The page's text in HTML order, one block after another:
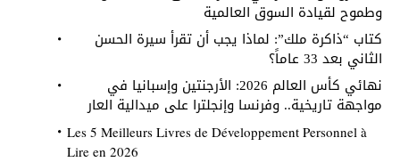
وطموح لقيادة السوق العالمية
كتاب “ذاكرة ملك”: لماذا يجب أن تقرأ سيرة الحسن
الثاني بعد 33 عاماً؟
نهائي كأس العالم 2026: الأرجنتين وإسبانيا في
مواجهة تاريخية.. وفرنسا وإنجلترا على ميدالية العار
Les 5 Meilleurs Livres de Développement Personnel à
Lire en 2026